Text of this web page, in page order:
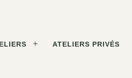
ATELIERS PRIVÉS